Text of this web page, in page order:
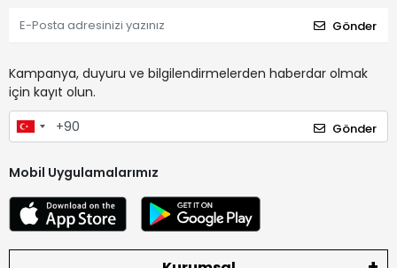
Gönder
Kampanya, duyuru ve bilgilendirmelerden haberdar olmak
için kayıt olun.
Gönder
Mobil Uygulamalarımız